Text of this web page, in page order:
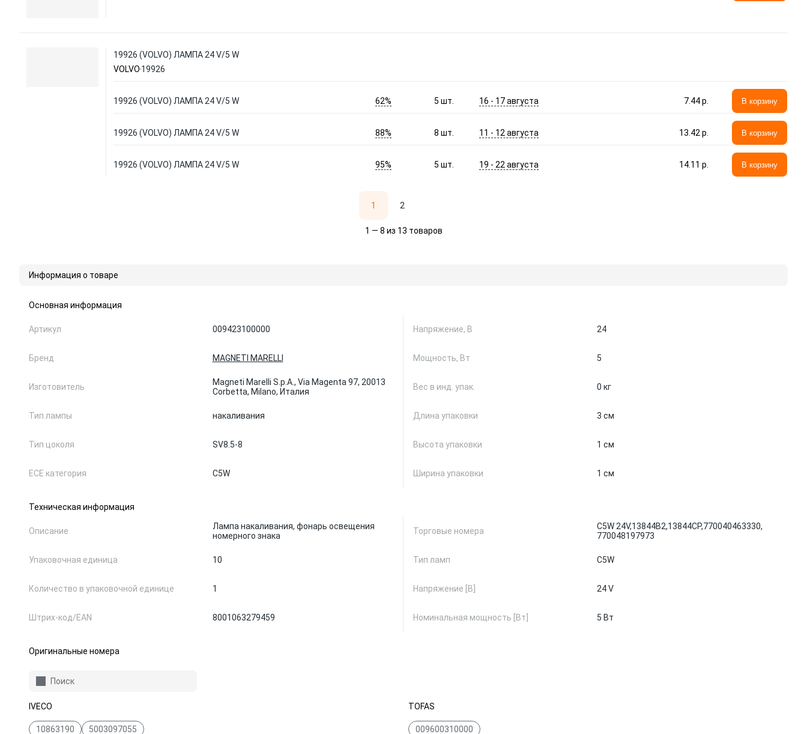
19926 (VOLVO) ЛАМПА 24 V/5 W
VOLVO 19926
19926 (VOLVO) ЛАМПА 24 V/5 W 62% 5шт. 16 - 17 августа 7.44 p. В корзину
19926 (VOLVO) ЛАМПА 24 V/5 W 88% 8шт. 11 - 12 августа 13.42 p. В корзину
19926 (VOLVO) ЛАМПА 24 V/5 W 95% 5шт. 19 - 22 августа 14.11 p. В корзину
1 2
1 — 8 из 13 товаров
Информация о товаре
Основная информация
Артикул 009423100000
Бренд MAGNETI MARELLI
Изготовитель
Magneti Marelli S.p.A., Via Magenta 97, 20013
Corbetta, Milano, Италия
Тип лампы накаливания
Тип цоколя SV8.5-8
ЕСЕ категория C5W
Напряжение, В 24
Мощность, Вт 5
Вес в инд. упак. 0 кг
Длина упаковки 3 см
Высота упаковки 1 см
Ширина упаковки 1 см
Техническая информация
Описание
Лампа накаливания, фонарь освещения
номерного знака
Упаковочная единица 10
Количество в упаковочной единице 1
Штрих-код/EAN 8001063279459
Торговые номера C5W 24V,13844B2,13844CP,770040463330,
770048197973
Тип ламп C5W
Напряжение [В] 24 V
Номинальная мощность [Вт] 5 Вт
Оригинальные номера
Поиск
IVECO
10863190 5003097055
TOFAS
009600310000